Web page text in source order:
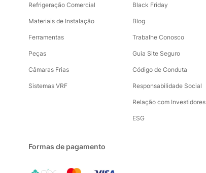
Refrigeração Comercial
Materiais de Instalação
Ferramentas
Peças
Câmaras Frias
Sistemas VRF
Black Friday
Blog
Trabalhe Conosco
Guia Site Seguro
Código de Conduta
Responsabilidade Social
Relação com Investidores
ESG
Formas de pagamento